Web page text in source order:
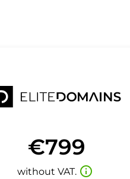
€799
without VAT. info_outline